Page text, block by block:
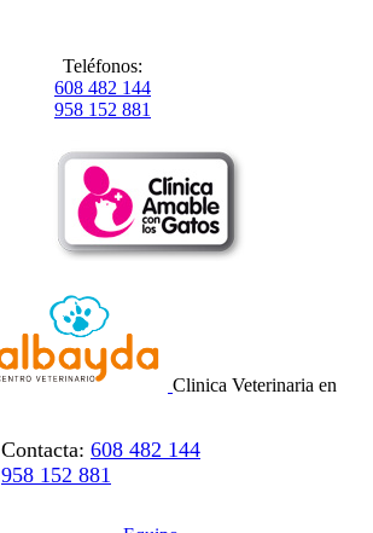
Teléfonos:
608 482 144
958 152 881
Clinica Veterinaria en
Contacta: 608 482 144
958 152 881